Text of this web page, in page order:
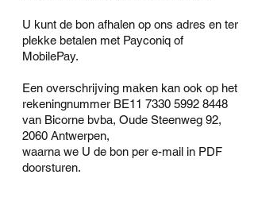
U kunt de bon afhalen op ons adres en ter
plekke betalen met Payconiq of
MobilePay.
Een overschrijving maken kan ook op het
rekeningnummer BE11 7330 5992 8448
van Bicorne bvba, Oude Steenweg 92,
2060 Antwerpen,
waarna we U de bon per e-mail in PDF
doorsturen.